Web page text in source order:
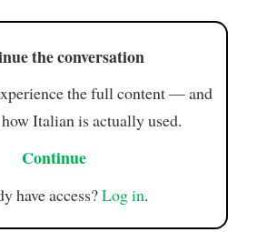
the conversation
the full content — and
Italian is actually used.
Continue
have access?Log in.